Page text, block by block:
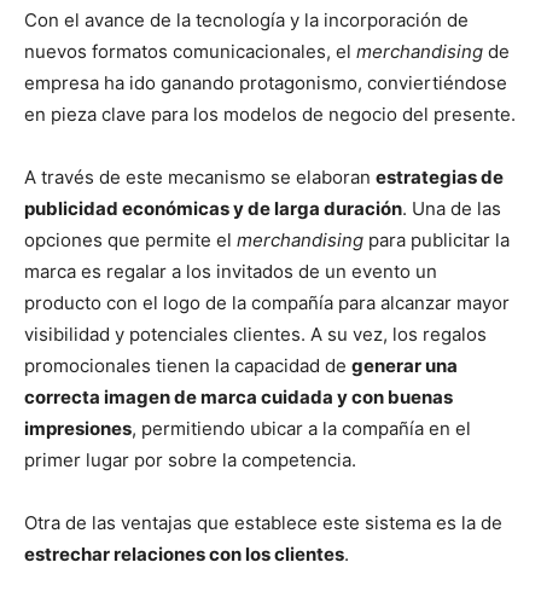
Con el avance de la tecnología y la incorporación de
nuevos formatos comunicacionales, el merchandising de
empresa ha ido ganando protagonismo, conviertiéndose
en pieza clave para los modelos de negocio del presente.
A través de este mecanismo se elaboran estrategias de
publicidad económicas y de larga duración. Una de las
opciones que permite el merchandising para publicitar la
marca es regalar a los invitados de un evento un
producto con el logo de la compañía para alcanzar mayor
visibilidad y potenciales clientes. A su vez, los regalos
promocionales tienen la capacidad de generar una
correcta imagen de marca cuidada y con buenas
impresiones, permitiendo ubicar a la compañía en el
primer lugar por sobre la competencia.
Otra de las ventajas que establece este sistema es la de
estrechar relaciones con los clientes.